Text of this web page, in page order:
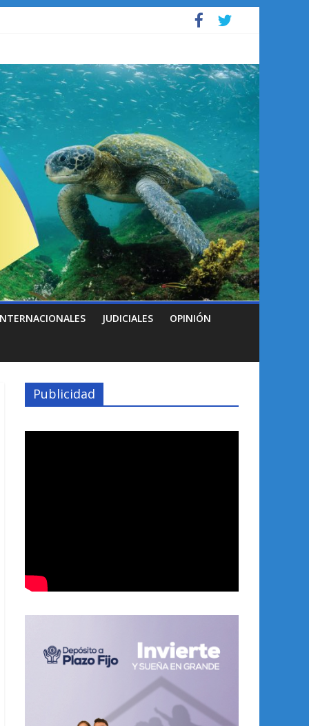
JUDICIALES OPINIÓN
Publicidad